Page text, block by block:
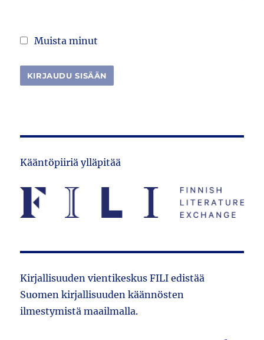
Muista minut
Kääntöpiiriä ylläpitää
Kirjallisuuden vientikeskus FILI edistää
Suomen kirjallisuuden käännösten
ilmestymistä maailmalla.